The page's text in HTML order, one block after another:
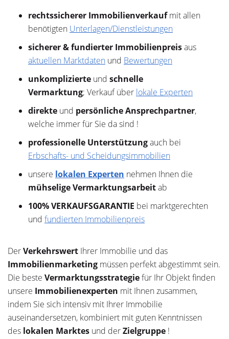
rechtssicherer Immobilienverkaufmit allen
benötigten Unterlagen/Dienstleistungen
sicherer &fundierter Immobilienpreisaus
aktuellen Marktdaten und Bewertungen
unkomplizierte und schnelle
Vermarktung; Verkauf über lokale Experten
direkte und persönliche Ansprechpartner,
welche immer für Sie da sind !
professionelle Unterstützungauch bei
Erbschafts- und Scheidungsimmobilien
unsere lokalen Experten nehmen Ihnen die
mühselige Vermarktungsarbeitab
100% VERKAUFSGARANTIE bei marktgerechten
und fundierten Immobilienpreis
DerVerkehrswert Ihrer Immobilie und das
Immobilienmarketing müssen perfekt abgestimmt sein.
Die beste Vermarktungsstrategiefür Ihr Objekt finden
unsere Immobilienexperten mit Ihnen zusammen,
indem Sie sich intensiv mit Ihrer Immobilie
auseinandersetzen, kombiniert mit guten Kenntnissen
des lokalen Marktes und derZielgruppe !